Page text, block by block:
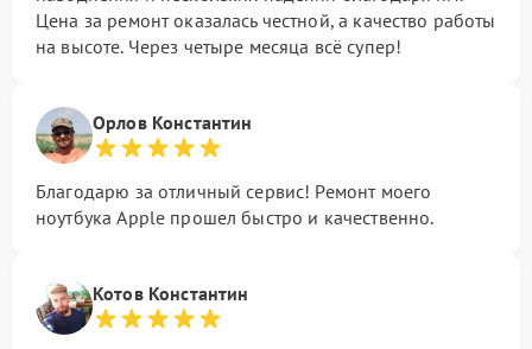
Цена за ремонт оказалась честной, а качество работы
на высоте. Через четыре месяца всё супер!
Орлов Константин
Благодарю за отличный сервис! Ремонт моего
ноутбука Apple прошел быстро и качественно.
Котов Константин